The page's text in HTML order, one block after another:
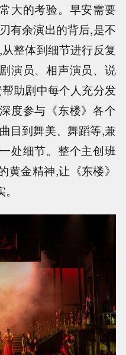
大的考验。早安需要
有余演出的背后,是不
整体到细节进行反复
演员、相声演员、说
助剧中每个人充分发
度参与《东楼》各个
目到舞美、舞蹈等,兼
处细节。整个主创班
黄金精神,让《东楼》